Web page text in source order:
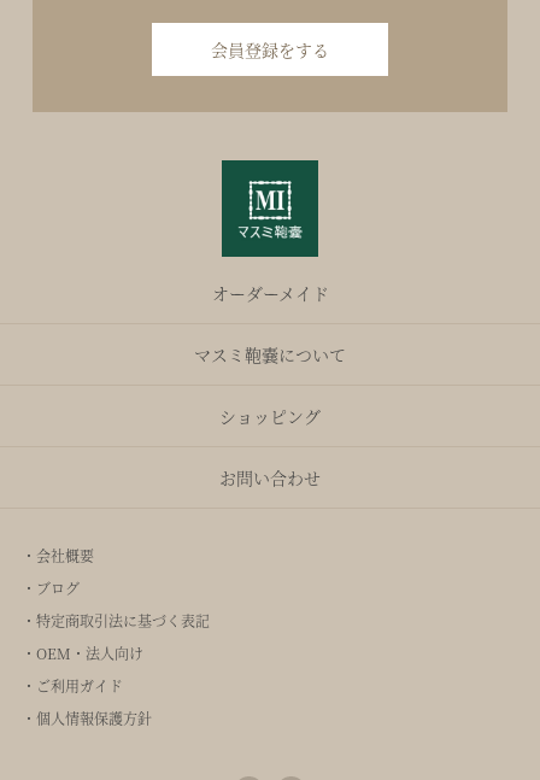
会員登録をする
オーダーメイド
マスミ鞄嚢について
ショッピング
お問い合わせ
・会社概要
・ブログ
・特定商取引法に基づく表記
・OEM・法人向け
・ご利用ガイド
・個人情報保護方針